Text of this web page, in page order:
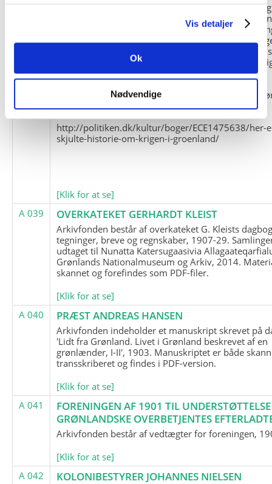
Vis detaljer
Ok
Nødvendige
og Marius Jensen som medlem. Marius Jensens
befinder sig i Militärhistorisches Museum i Dresden
(Tyskland). Kopierne af Friedrich Littmanns
klausuleret iht. aftalen med giveren og Franz
Kontakt venligst Arktisk Instituts ledelse i
brugen af materialet til studie- og
formål.
Nedenunder findes et link til en presseartikel
historien om Nordøstgrønlands Slædepatrulje:
http://politiken.dk/kultur/boger/ECE1475638/her-
skjulte-historie-om-krigen-i-groenland/
[Klik for at se]
A 039
OVERKATEKET GERHARDT KLEIST
Arkivfonden består af overkateket G. Kleists
tegninger, breve og regnskaber, 1907-29.
udtaget til Nunatta Katersugaasivia
Grønlands Nationalmuseum og Arkiv, 2014.
skannet og forefindes som PDF-filer.
[Klik for at se]
A 040
PRÆST ANDREAS HANSEN
Arkivfonden indeholder et manuskript skrevet på
'Lidt fra Grønland. Livet i Grønland beskrevet af en
grønlænder, I-II', 1903. Manuskriptet er både
transskriberet og findes i PDF-version.
[Klik for at se]
A 041
FORENINGEN AF 1901 TIL
GRØNLANDSKE OVERBETJENTES
Arkivfonden består af vedtægter for foreningen,
[Klik for at se]
A 042
KOLONIBESTYRER JOHANNES NIELSEN